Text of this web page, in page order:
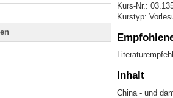
Kurs-Nr.:
Kurstyp:
Inhalt
China - und